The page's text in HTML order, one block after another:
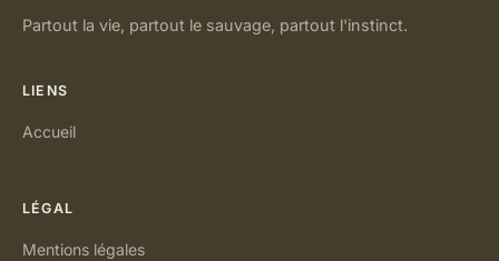
Partout la vie, partout le sauvage, partout l'instinct.
LIENS
Accueil
LÉGAL
Mentions légales